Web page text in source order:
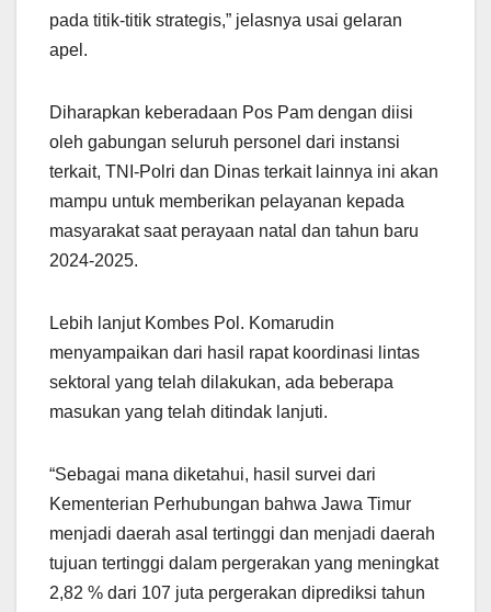
pada titik-titik strategis,” jelasnya usai gelaran
apel.
Diharapkan keberadaan Pos Pam dengan diisi
oleh gabungan seluruh personel dari instansi
terkait, TNI-Polri dan Dinas terkait lainnya ini akan
mampu untuk memberikan pelayanan kepada
masyarakat saat perayaan natal dan tahun baru
2024-2025.
Lebih lanjut Kombes Pol. Komarudin
menyampaikan dari hasil rapat koordinasi lintas
sektoral yang telah dilakukan, ada beberapa
masukan yang telah ditindak lanjuti.
“Sebagai mana diketahui, hasil survei dari
Kementerian Perhubungan bahwa Jawa Timur
menjadi daerah asal tertinggi dan menjadi daerah
tujuan tertinggi dalam pergerakan yang meningkat
2,82 % dari 107 juta pergerakan diprediksi tahun